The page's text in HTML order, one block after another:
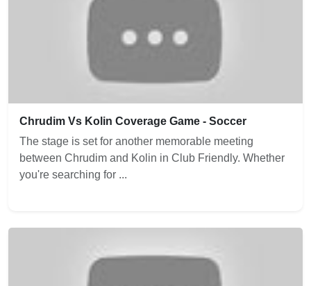
Chrudim Vs Kolin Coverage Game - Soccer
The stage is set for another memorable meeting
between Chrudim and Kolin in Club Friendly. Whether
you're searching for ...